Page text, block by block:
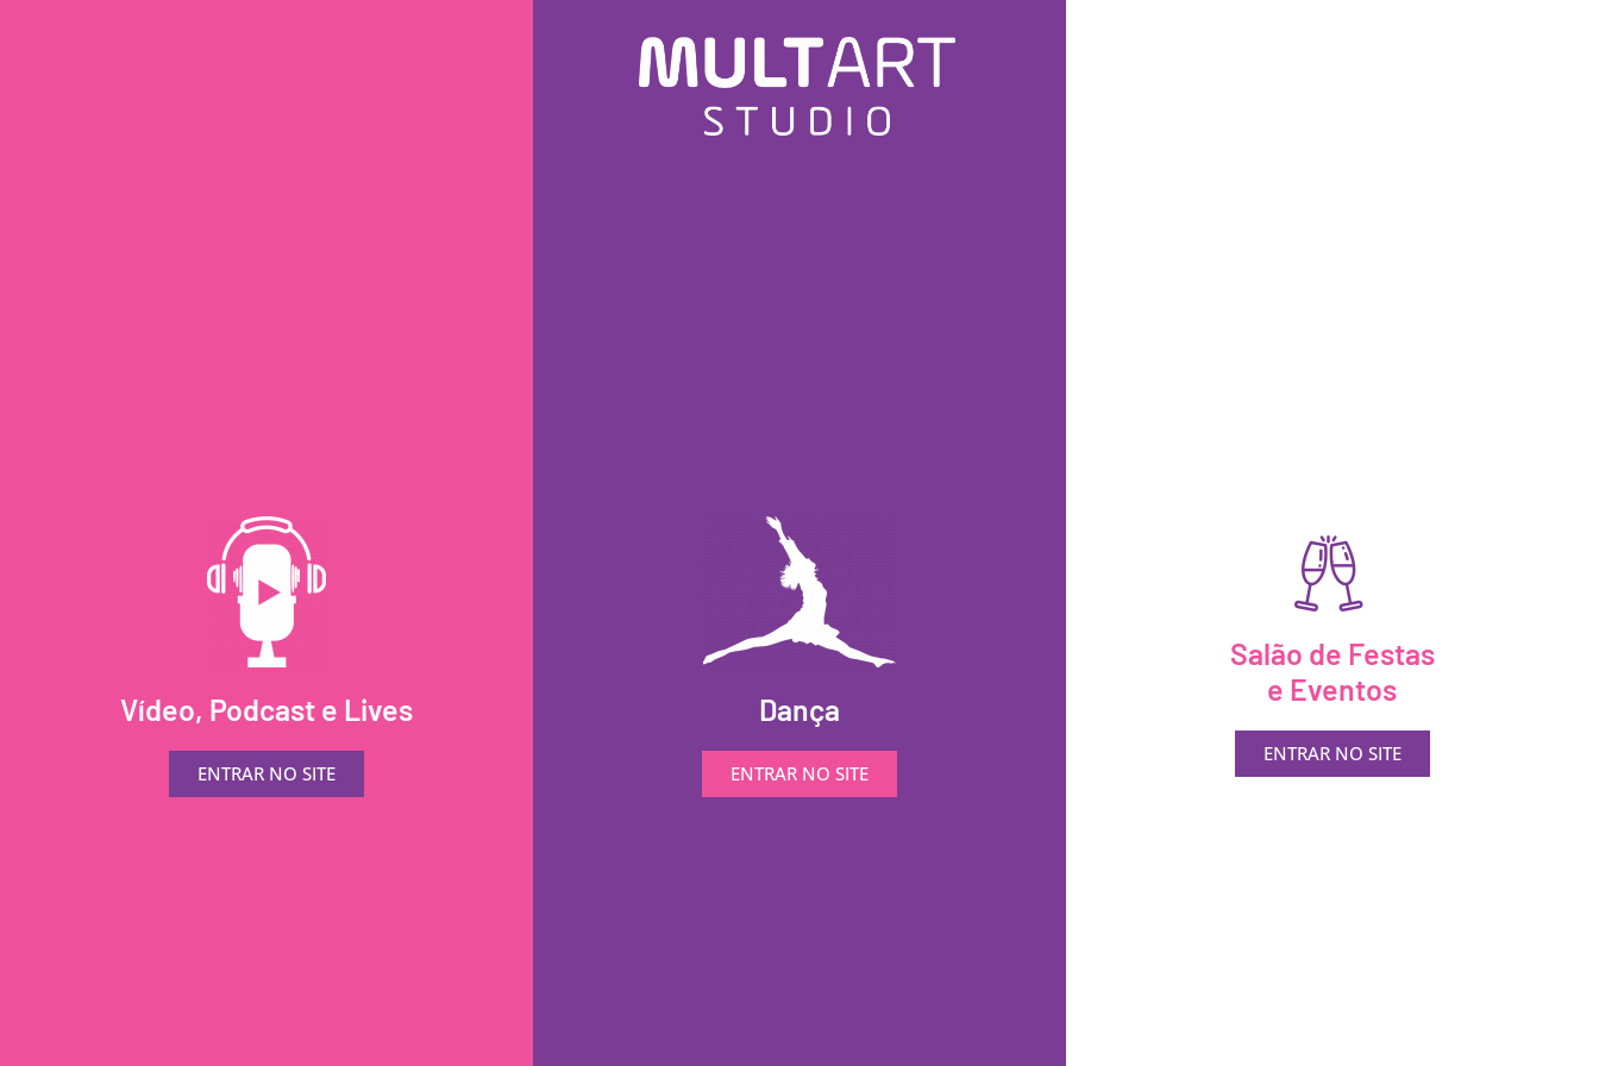
Vídeo, Podcast e Lives
ENTRAR NO SITE
Dança
ENTRAR NO SITE
Salão de Festas
e Eventos
ENTRAR NO SITE